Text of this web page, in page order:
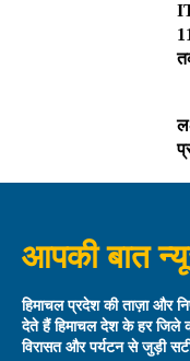
आपकी बात
हिमाचल प्रदेश की ताज़ा और
देते हैं हिमाचल देश के हर जिले
विरासत और पर्यटन से जुड़ी